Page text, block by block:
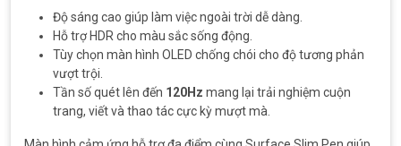
Độ sáng cao giúp làm việc ngoài trời dễ dàng.
Hỗ trợ HDR cho màu sắc sống động.
Tùy chọn màn hình OLED chống chói cho độ tương phản
vượt trội.
Tần số quét lên đến 120Hz mang lại trải nghiệm cuộn
trang, viết và thao tác cực kỳ mượt mà.